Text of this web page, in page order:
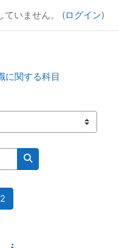
ていません。 (ログイン)
に関する科目
コースを検索する
1
2